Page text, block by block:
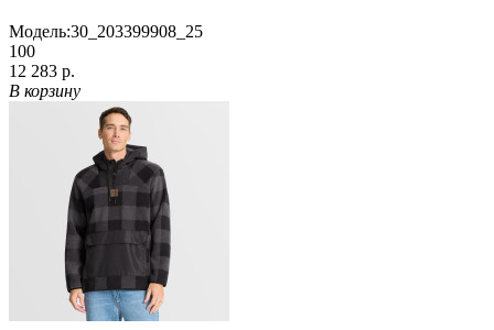
Модель:30_203399908_25
100
12 283 р.
В корзину